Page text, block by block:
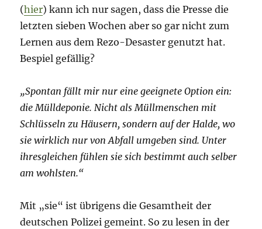
(hier) kann ich nur sagen, dass die Presse die
letzten sieben Wochen aber so gar nicht zum
Lernen aus dem Rezo-Desaster genutzt hat.
Bespiel gefällig?
„Spontan fällt mir nur eine geeignete Option ein:
die Mülldeponie. Nicht als Müllmenschen mit
Schlüsseln zu Häusern, sondern auf der Halde, wo
sie wirklich nur von Abfall umgeben sind. Unter
ihresgleichen fühlen sie sich bestimmt auch selber
am wohlsten.“
Mit „sie“ ist übrigens die Gesamtheit der
deutschen Polizei gemeint. So zu lesen in der